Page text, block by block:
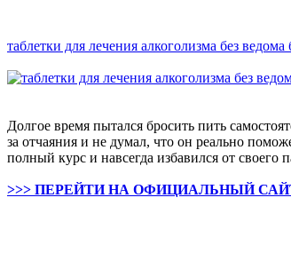
таблетки для лечения алкоголизма без ведома
Долгое время пытался бросить пить
за отчаяния и не думал, что он реально
полный курс и навсегда избавился от своего
>>> ПЕРЕЙТИ НА ОФИЦИАЛЬНЫЙ